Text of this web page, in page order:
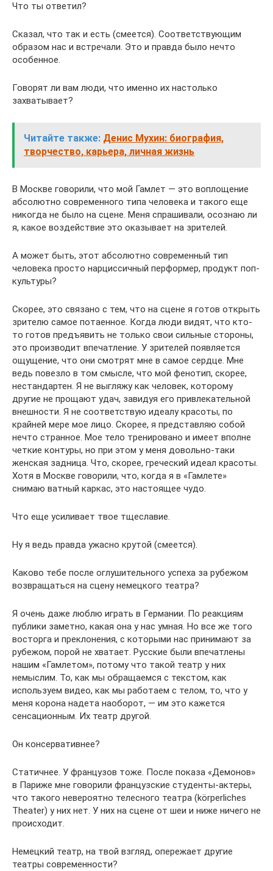
Что ты ответил?
Сказал, что так и есть (смеется). Соответствующим
образом нас и встречали. Это и правда было нечто
особенное.
Говорят ли вам люди, что именно их настолько
захватывает?
Читайте также: Денис Мухин: биография,
творчество, карьера, личная жизнь
В Москве говорили, что мой Гамлет — это воплощение
абсолютно современного типа человека и такого еще
никогда не было на сцене. Меня спрашивали, осознаю ли
я, какое воздействие это оказывает на зрителей.
А может быть, этот абсолютно современный тип
человека просто нарциссичный перформер, продукт поп-
культуры?
Скорее, это связано с тем, что на сцене я готов открыть
зрителю самое потаенное. Когда люди видят, что кто-
то готов предъявить не только свои сильные стороны,
это производит впечатление. У зрителей появляется
ощущение, что они смотрят мне в самое сердце. Мне
ведь повезло в том смысле, что мой фенотип, скорее,
нестандартен. Я не выгляжу как человек, которому
другие не прощают удач, завидуя его привлекательной
внешности. Я не соответствую идеалу красоты, по
крайней мере мое лицо. Скорее, я представляю собой
нечто странное. Мое тело тренировано и имеет вполне
четкие контуры, но при этом у меня довольно-таки
женская задница. Что, скорее, греческий идеал красоты.
Хотя в Москве говорили, что, когда я в «Гамлете»
снимаю ватный каркас, это настоящее чудо.
Что еще усиливает твое тщеславие.
Ну я ведь правда ужасно крутой (смеется).
Каково тебе после оглушительного успеха за рубежом
возвращаться на сцену немецкого театра?
Я очень даже люблю играть в Германии. По реакциям
публики заметно, какая она у нас умная. Но все же того
восторга и преклонения, с которыми нас принимают за
рубежом, порой не хватает. Русские были впечатлены
нашим «Гамлетом», потому что такой театр у них
немыслим. То, как мы обращаемся с текстом, как
используем видео, как мы работаем с телом, то, что у
меня корона надета наоборот, — им это кажется
сенсационным. Их театр другой.
Он консервативнее?
Статичнее. У французов тоже. После показа «Демонов»
в Париже мне говорили французские студенты-актеры,
что такого невероятно телесного театра (körperliches
Theater) у них нет. У них на сцене от шеи и ниже ничего не
происходит.
Немецкий театр, на твой взгляд, опережает другие
театры современности?